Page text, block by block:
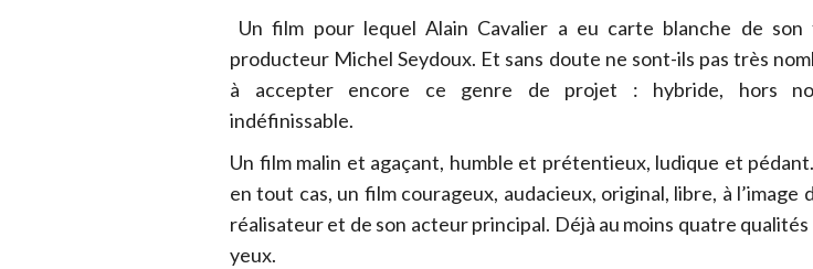
Un film pour lequel Alain Cavalier a eu carte blanche de son
producteur Michel Seydoux. Et sans doute ne sont-ils pas très
à accepter encore ce genre de projet : hybride, hors
indéfinissable.
Un film malin et agaçant, humble et prétentieux, ludique et
en tout cas, un film courageux, audacieux, original, libre, à l’image
réalisateur et de son acteur principal. Déjà au moins quatre qualités
yeux.